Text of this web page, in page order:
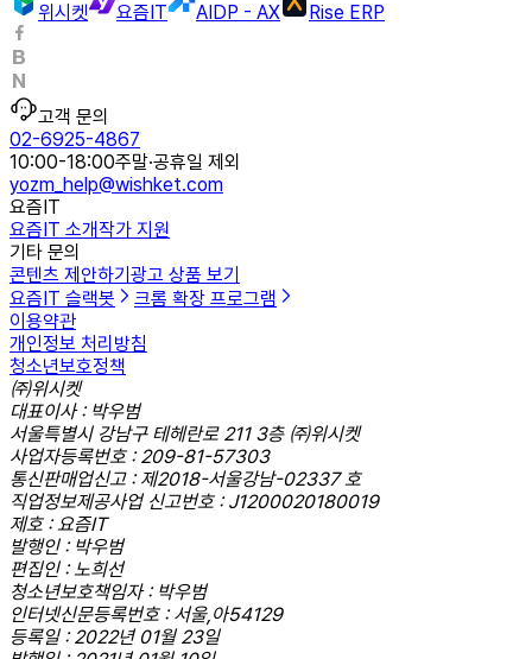
위시켓
요즘IT AIDP - AX Rise ERP
고객 문의
02-6925-4867
10:00-18:00주말·공휴일 제외
yozm_help@wishket.com
요즘IT
요즘IT 소개작가 지원
기타 문의
콘텐츠 제안하기 광고 상품 보기
요즘IT 슬랙봇
크롬 확장 프로그램
이용약관
개인정보 처리방침
청소년보호정책
㈜위시켓
대표이사 : 박우범
서울특별시 강남구 테헤란로 211 3층 ㈜위시켓
사업자등록번호 : 209-81-57303
통신판매업신고 : 제2018-서울강남-02337 호
직업정보제공사업 신고번호 : J1200020180019
제호 : 요즘IT
발행인 : 박우범
편집인 : 노희선
청소년보호책임자 : 박우범
인터넷신문등록번호 : 서울,아54129
등록일 : 2022년 01월 23일